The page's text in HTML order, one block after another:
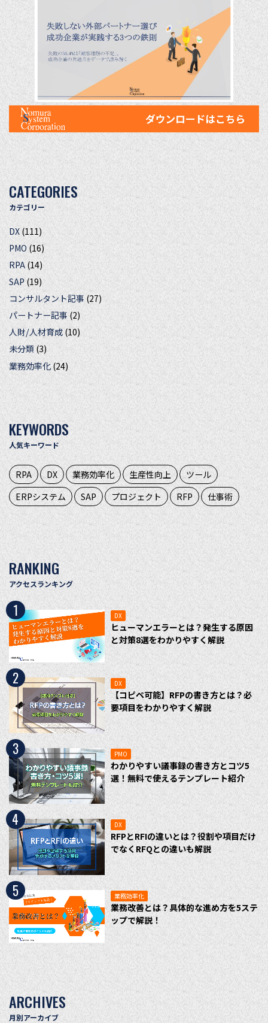
CATEGORIES
カテゴリー
DX (111)
PMO(16)
RPA (14)
SAP (19)
コンサルタント記事 (27)
パートナー記事(2)
人財/人材育成 (10)
未分類(3)
業務効率化(24)
KEYWORDS
人気キーワード
RPA DX 業務効率化 生産性向上
ツール
ERPシステム
SAP プロジェクト RFP 仕事術
RANKING
アクセスランキング
1 DX
ヒューマンエラーとは？発生する原因
と対策8選をわかりやすく解説
2 DX
【コピペ可能】RFPの書き方とは？必
要項目をわかりやすく解説
3 PMO
わかりやすい議事録の書き方とコツ5
選！無料で使えるテンプレート紹介
4 DX
RFPとRFIの違いとは？役割や項目だけ
でなくRFQとの違いも解説
5 業務効率化
業務改善とは？具体的な進め方を5ステ
ップで解説！
ARCHIVES
月別アーカイブ